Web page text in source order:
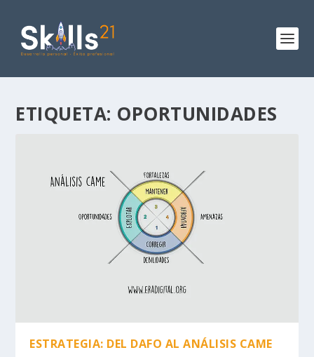
ETIQUETA: OPORTUNIDADES
ESTRATEGIA: DEL DAFO AL ANÁLISIS CAME